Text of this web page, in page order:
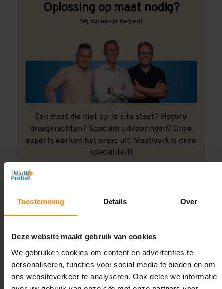
Toestemming Details Over
Deze website maakt gebruik van cookies
We gebruiken cookies om content en advertenties te
personaliseren, functies voor social media te bieden en om
ons websiteverkeer te analyseren. Ook delen we informatie
Oplossing op maat nodig?
Wij kunnen je helpen!
Een maat die niet op de site staat? Hogere
draagkrachten? Speciale uitvoeringen? Onze
experts werken het graag uit! Maatwerk is onze
specialiteit!
Montage uitbesteden?
Laat ons het doen!